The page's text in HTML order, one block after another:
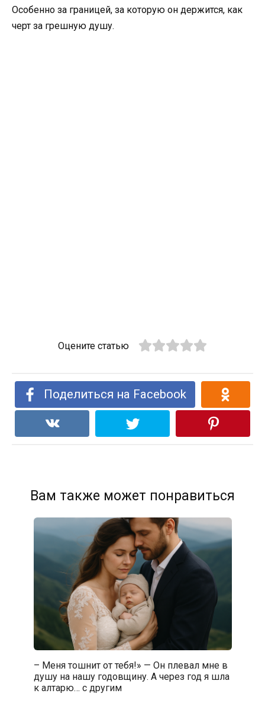
Особенно за границей, за которую он держится, как
черт за грешную душу.
Оцените статью
Поделиться на Facebook
Вам также может понравиться
– Меня тошнит от тебя!» — Он плевал мне в
душу на нашу годовщину. А через год я шла
к алтарю… с другим